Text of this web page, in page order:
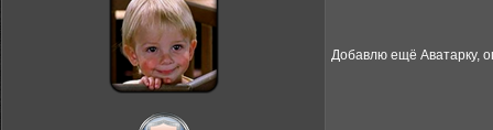
Добавлю ещё Аватарку,